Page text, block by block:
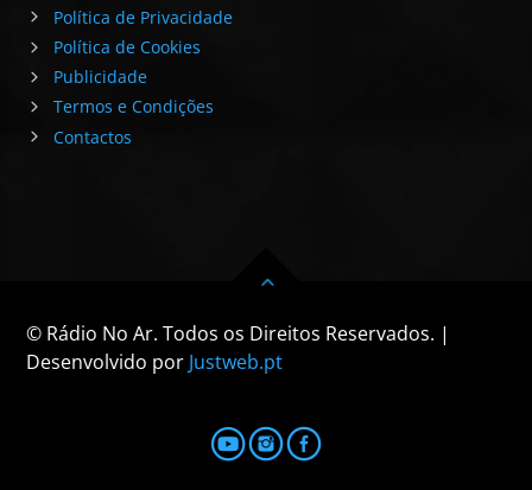
Política de Privacidade
Política de Cookies
Publicidade
Termos e Condições
Contactos
© Rádio No Ar. Todos os Direitos Reservados. |
Desenvolvido por Justweb.pt